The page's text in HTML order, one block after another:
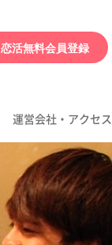
恋活無料会員登録
運営会社・アクセス